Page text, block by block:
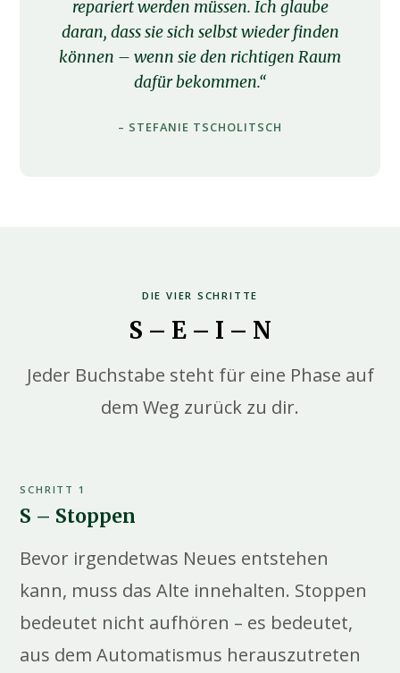
repariert werden müssen. Ich glaube
daran, dass sie sich selbst wieder finden
können – wenn sie den richtigen Raum
dafür bekommen.“
– STEFANIE TSCHOLITSCH
DIE VIER SCHRITTE
S – E – I – N
Jeder Buchstabe steht für eine Phase auf
dem Weg zurück zu dir.
SCHRITT 1
S – Stoppen
Bevor irgendetwas Neues entstehen
kann, muss das Alte innehalten. Stoppen
bedeutet nicht aufhören – es bedeutet,
aus dem Automatismus herauszutreten